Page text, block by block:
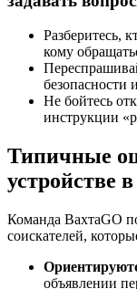
Разберитесь,
кому
безопасности
Не бойтесь
инструкции
Типичные
устройстве
Команда ВахтаGO
соискателей,
объявлении